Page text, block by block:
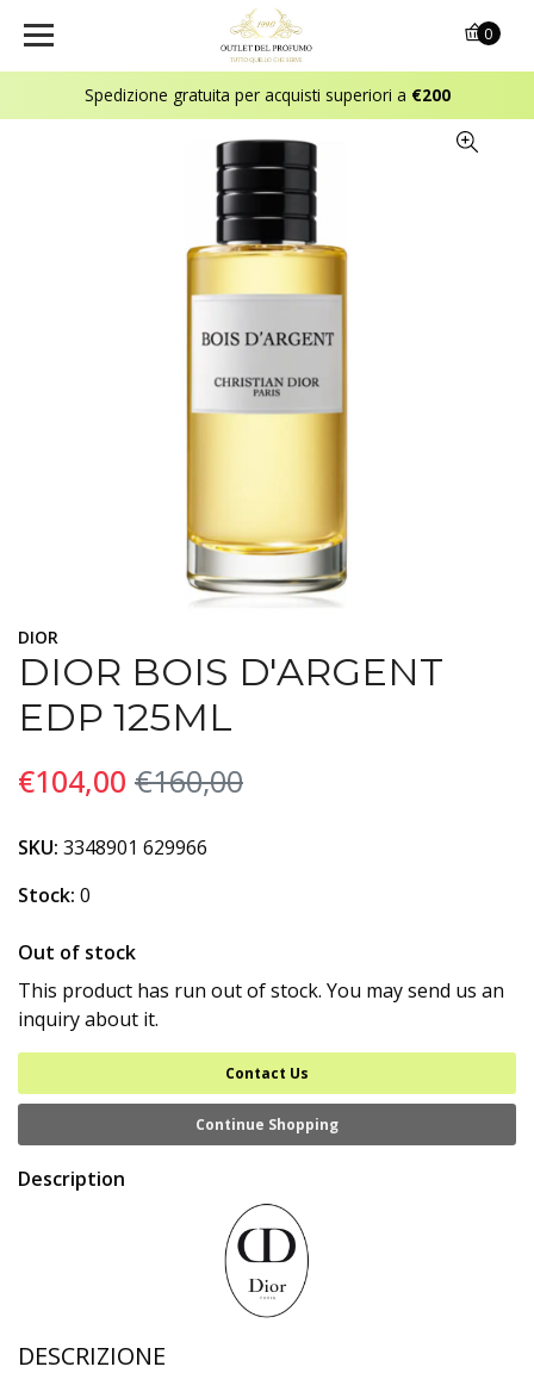
Spedizione gratuita per acquisti superiori a €200
0
DIOR
DIOR BOIS D'ARGENT
EDP 125ML
€104,00 €160,00
SKU: 3348901 629966
Stock: 0
Out of stock
This product has run out of stock. You may send us an
inquiry about it.
Contact Us
Continue Shopping
Description
DESCRIZIONE